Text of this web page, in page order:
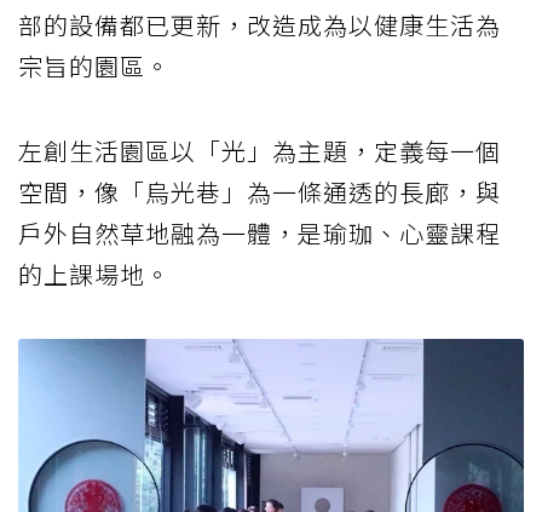
部的設備都已更新，改造成為以健康生活為
宗旨的園區。
左創生活園區以「光」為主題，定義每一個
空間，像「烏光巷」為一條通透的長廊，與
戶外自然草地融為一體，是瑜珈、心靈課程
的上課場地。